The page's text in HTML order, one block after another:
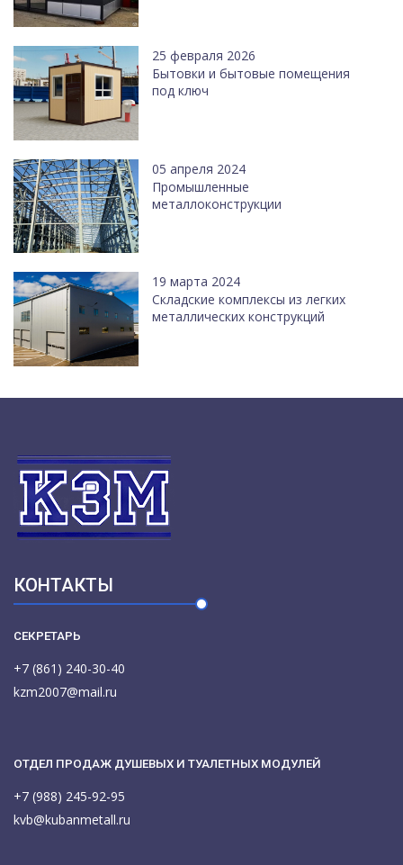
25 февраля 2026
Бытовки и бытовые помещения
под ключ
05 апреля 2024
Промышленные
металлоконструкции
19 марта 2024
Cкладские комплексы из легких
металлических конструкций
КОНТАКТЫ
СЕКРЕТАРЬ
+7 (861) 240-30-40
kzm2007@mail.ru
ОТДЕЛ ПРОДАЖ ДУШЕВЫХ И ТУАЛЕТНЫХ МОДУЛЕЙ
+7 (988) 245-92-95
kvb@kubanmetall.ru